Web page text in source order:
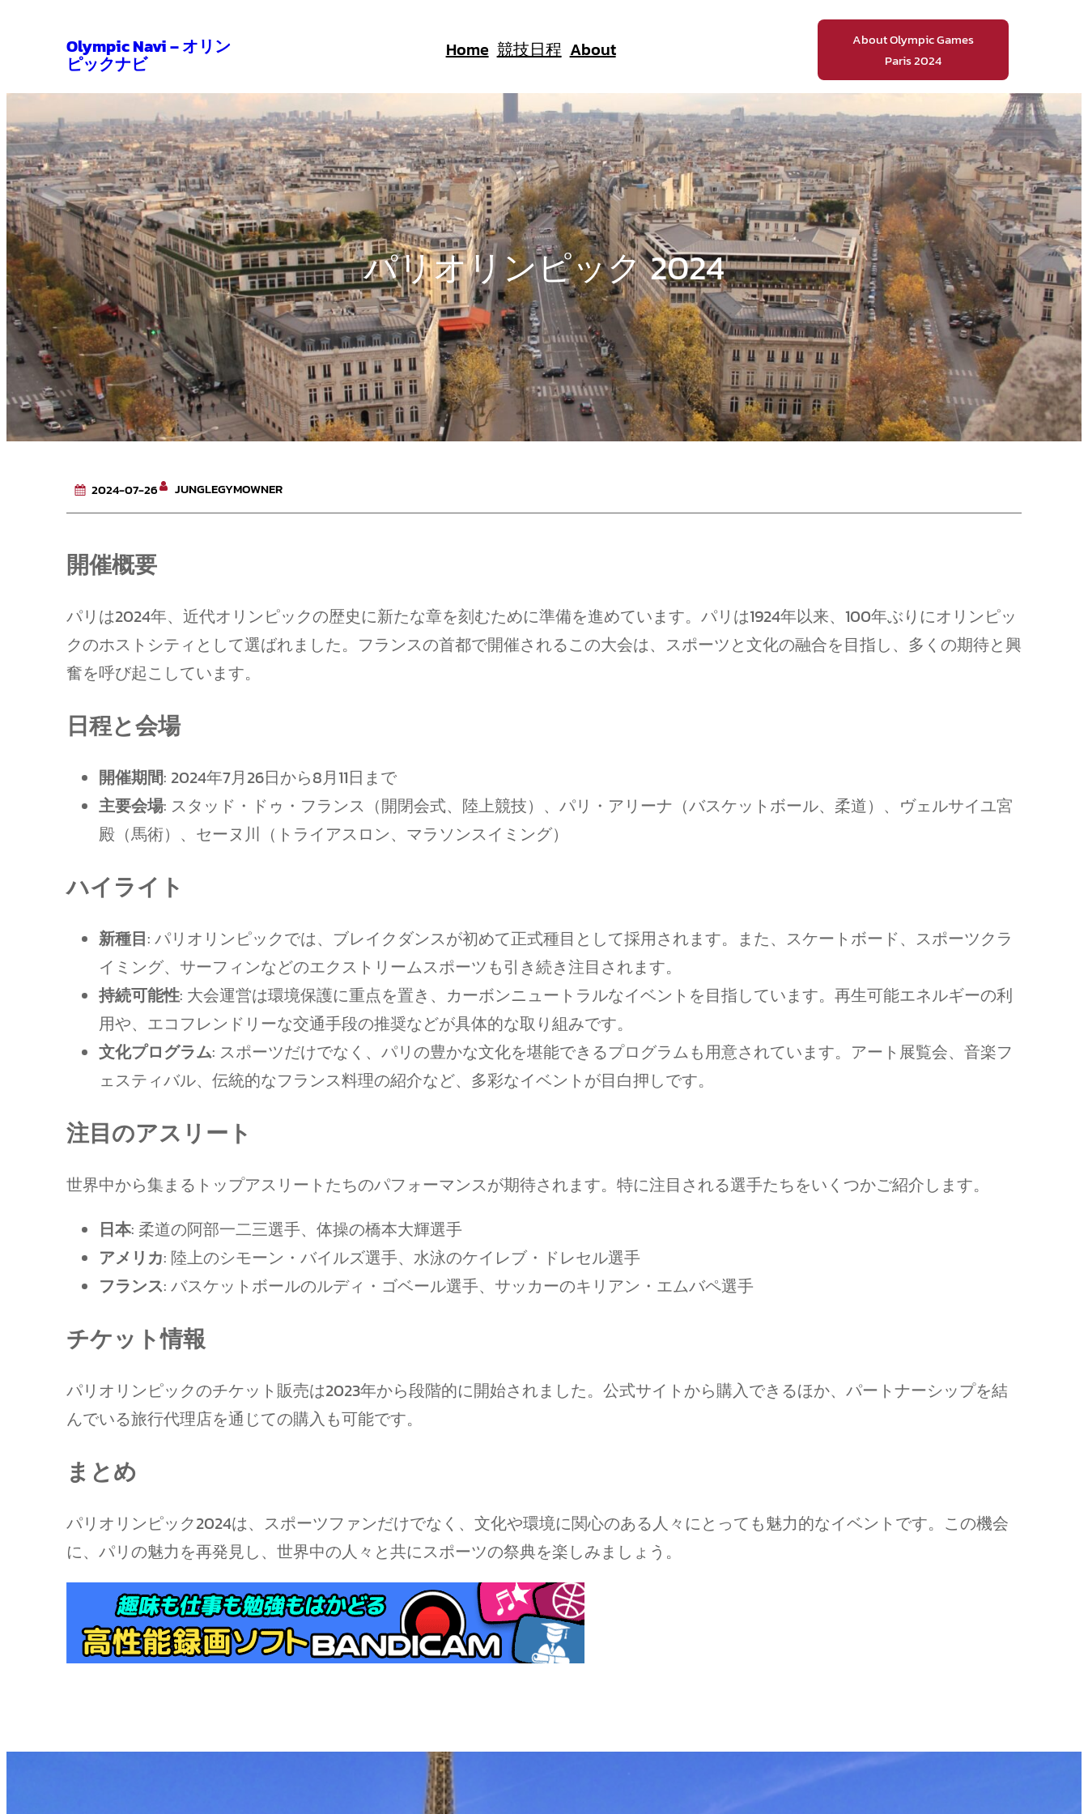
キ
ッ
プ
Olympic Navi – オリン
ピックナビ
Home 競技日程 About
About Olympic Games
Paris 2024
パリオリンピック 2024
2024-07-26 JUNGLEGYMOWNER
開催概要
パリは2024年、近代オリンピックの歴史に新たな章を刻むために準備を進めています。パリは1924年以来、100年ぶりにオリンピッ
クのホストシティとして選ばれました。フランスの首都で開催されるこの大会は、スポーツと文化の融合を目指し、多くの期待と興
奮を呼び起こしています。
日程と会場
開催期間: 2024年7月26日から8月11日まで
主要会場: スタッド・ドゥ・フランス（開閉会式、陸上競技）、パリ・アリーナ（バスケットボール、柔道）、ヴェルサイユ宮
殿（馬術）、セーヌ川（トライアスロン、マラソンスイミング）
ハイライト
新種目: パリオリンピックでは、ブレイクダンスが初めて正式種目として採用されます。また、スケートボード、スポーツクラ
イミング、サーフィンなどのエクストリームスポーツも引き続き注目されます。
持続可能性: 大会運営は環境保護に重点を置き、カーボンニュートラルなイベントを目指しています。再生可能エネルギーの利
用や、エコフレンドリーな交通手段の推奨などが具体的な取り組みです。
文化プログラム: スポーツだけでなく、パリの豊かな文化を堪能できるプログラムも用意されています。アート展覧会、音楽フ
ェスティバル、伝統的なフランス料理の紹介など、多彩なイベントが目白押しです。
注目のアスリート
世界中から集まるトップアスリートたちのパフォーマンスが期待されます。特に注目される選手たちをいくつかご紹介します。
日本: 柔道の阿部一二三選手、体操の橋本大輝選手
アメリカ: 陸上のシモーン・バイルズ選手、水泳のケイレブ・ドレセル選手
フランス: バスケットボールのルディ・ゴベール選手、サッカーのキリアン・エムバペ選手
チケット情報
パリオリンピックのチケット販売は2023年から段階的に開始されました。公式サイトから購入できるほか、パートナーシップを結
んでいる旅行代理店を通じての購入も可能です。
まとめ
パリオリンピック2024は、スポーツファンだけでなく、文化や環境に関心のある人々にとっても魅力的なイベントです。この機会
に、パリの魅力を再発見し、世界中の人々と共にスポーツの祭典を楽しみましょう。